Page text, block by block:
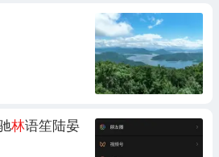
林语笙陆晏